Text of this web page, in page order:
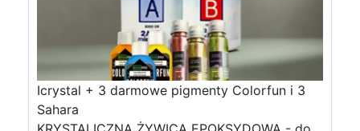
Icrystal + 3 darmowe pigmenty Colorfun i 3
Sahara